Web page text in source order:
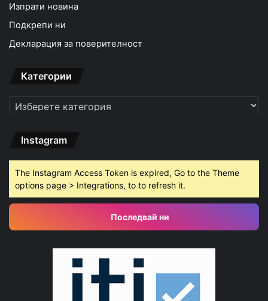
Изпрати новина
Подкрепи ни
Декларация за поверителност
Категории
Категории
Instagram
The Instagram Access Token is expired, Go to the Theme
options page > Integrations, to to refresh it.
Последвай ни